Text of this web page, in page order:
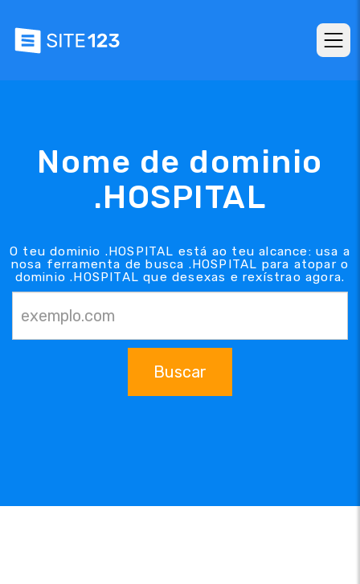
Nome de dominio
.HOSPITAL
O teu dominio .HOSPITAL está ao teu alcance: usa a
nosa ferramenta de busca .HOSPITAL para atopar o
dominio .HOSPITAL que desexas e rexístrao agora.
Buscar